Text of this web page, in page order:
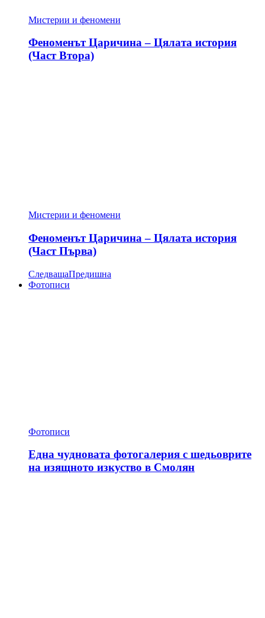
Мистерии и феномени
Феноменът Царичина – Цялата история
(Част Втора)
Мистерии и феномени
Феноменът Царичина – Цялата история
(Част Първа)
СледващаПредишна
Фотописи
Фотописи
Една чудновата фотогалерия с шедьоврите
на изящното изкуство в Смолян